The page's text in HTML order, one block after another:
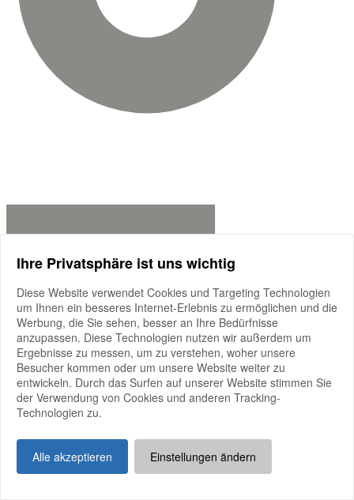
Ihre Privatsphäre ist uns wichtig
Diese Website verwendet Cookies und Targeting Technologien
um Ihnen ein besseres Internet-Erlebnis zu ermöglichen und die
Werbung, die Sie sehen, besser an Ihre Bedürfnisse
anzupassen. Diese Technologien nutzen wir außerdem um
Ergebnisse zu messen, um zu verstehen, woher unsere
Besucher kommen oder um unsere Website weiter zu
entwickeln. Durch das Surfen auf unserer Website stimmen Sie
der Verwendung von Cookies und anderen Tracking-
Technologien zu.
Alle akzeptieren Einstellungen ändern